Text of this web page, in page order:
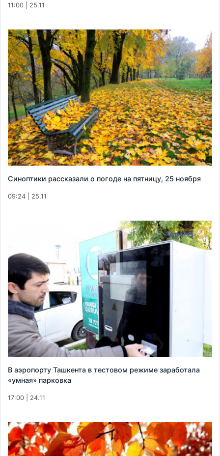
11:00 | 25.11
Синоптики рассказали о погоде на пятницу, 25 ноября
09:24 | 25.11
В аэропорту Ташкента в тестовом режиме заработала
«умная» парковка
17:00 | 24.11